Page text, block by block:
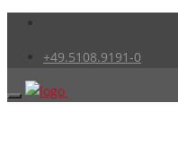
+49.5108.9191-0